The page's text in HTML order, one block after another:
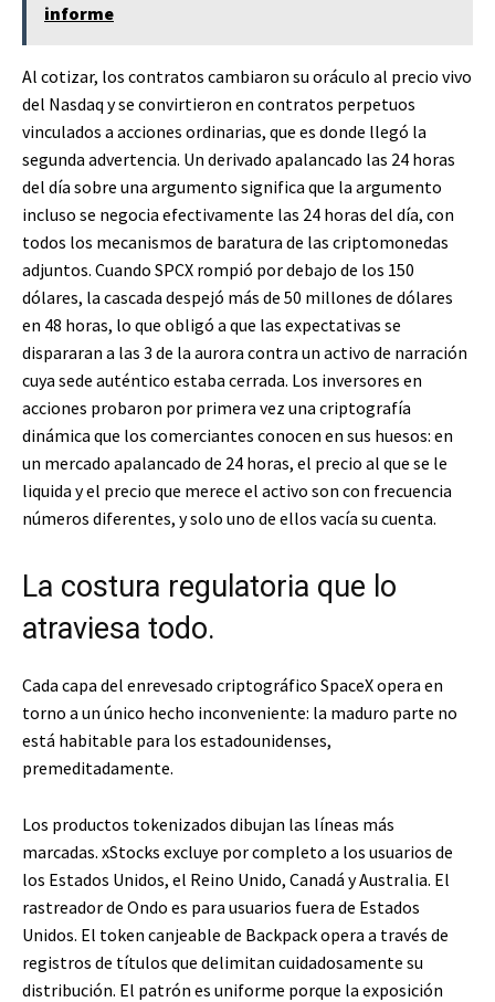
informe
Al cotizar, los contratos cambiaron su oráculo al precio vivo
del Nasdaq y se convirtieron en contratos perpetuos
vinculados a acciones ordinarias, que es donde llegó la
segunda advertencia. Un derivado apalancado las 24 horas
del día sobre una argumento significa que la argumento
incluso se negocia efectivamente las 24 horas del día, con
todos los mecanismos de baratura de las criptomonedas
adjuntos. Cuando SPCX rompió por debajo de los 150
dólares, la cascada despejó más de 50 millones de dólares
en 48 horas, lo que obligó a que las expectativas se
dispararan a las 3 de la aurora contra un activo de narración
cuya sede auténtico estaba cerrada. Los inversores en
acciones probaron por primera vez una criptografía
dinámica que los comerciantes conocen en sus huesos: en
un mercado apalancado de 24 horas, el precio al que se le
liquida y el precio que merece el activo son con frecuencia
números diferentes, y solo uno de ellos vacía su cuenta.
La costura regulatoria que lo
atraviesa todo.
Cada capa del enrevesado criptográfico SpaceX opera en
torno a un único hecho inconveniente: la maduro parte no
está habitable para los estadounidenses,
premeditadamente.
Los productos tokenizados dibujan las líneas más
marcadas. xStocks excluye por completo a los usuarios de
los Estados Unidos, el Reino Unido, Canadá y Australia. El
rastreador de Ondo es para usuarios fuera de Estados
Unidos. El token canjeable de Backpack opera a través de
registros de títulos que delimitan cuidadosamente su
distribución. El patrón es uniforme porque la exposición